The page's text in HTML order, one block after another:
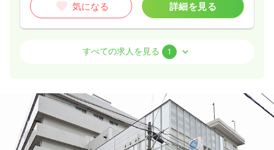
気になる 詳細を見る
給与 21.8〜22.8万円
時間 8:30～17:30
日祝休み
4週8休以上 月給22万円以上可
すべての求人を見る 1